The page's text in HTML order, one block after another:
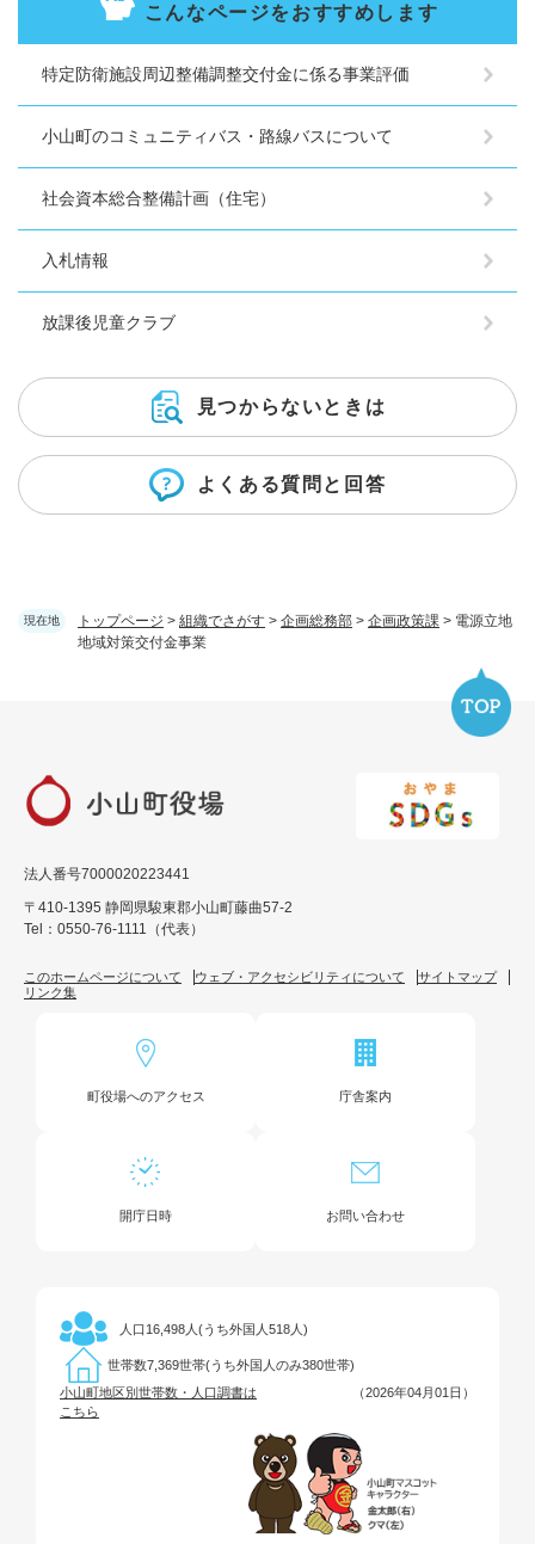
現在地 トップページ > 組織でさがす > 企画総務部 > 企画政策課 > 電源立地
地域対策交付金事業
こんなページをおすすめします
特定防衛施設周辺整備調整交付金に係る事業評価
小山町のコミュニティバス・路線バスについて
社会資本総合整備計画（住宅）
入札情報
放課後児童クラブ
見つからないときは
よくある質問と回答
法人番号7000020223441
〒410-1395 静岡県駿東郡小山町藤曲57-2
Tel：0550-76-1111（代表）
このホームページについて ウェブ・アクセシビリティについて
サイトマップ
リンク集
町役場へのアクセス 庁舎案内
開庁日時 お問い合わせ
人口 16,498人(うち外国人518人)
世帯数7,369世帯(うち外国人のみ380世帯)
小山町地区別世帯数・人口調書は
こちら
（2026年04月01日）